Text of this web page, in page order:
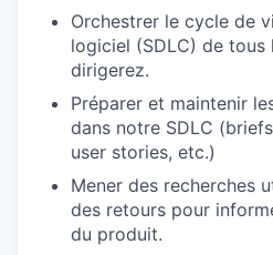
Orchestrer le cycle de
logiciel (SDLC) de
dirigerez.
Préparer et maintenir
dans notre SDLC
user stories, etc.)
Mener des recherches
des retours pour
du produit.